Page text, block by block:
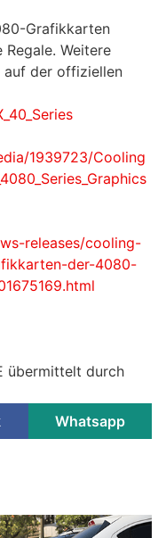
Grafikkarten
Weitere
auf der offiziellen
1939723/Cooling
releases/cooling-
der-4080-
übermittelt durch
Whatsapp